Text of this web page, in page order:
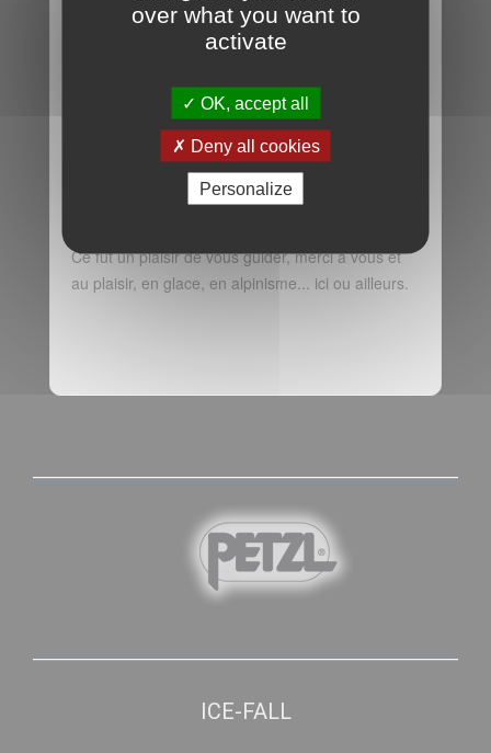
Ce jeune glaciériste, stressé du bien-faire, ce
sous-estime se sous-estime et moi... je préfère
Ce fut un plaisir de vous guider, merci à vous et
au plaisir, en glace, en alpinisme... ici ou ailleurs.
ICE-FALL
over what you want to
activate
OK, accept all
Deny all cookies
Personalize